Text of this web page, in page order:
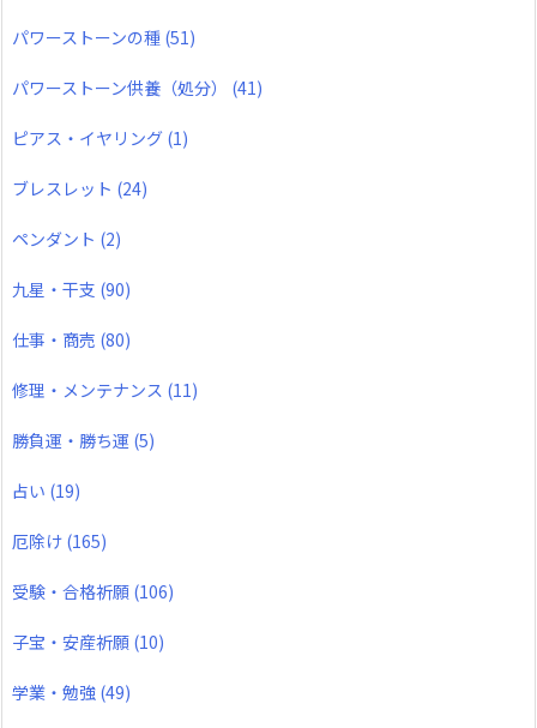
パワーストーンの種 (51)
パワーストーン供養（処分） (41)
ピアス・イヤリング (1)
ブレスレット (24)
ペンダント (2)
九星・干支 (90)
仕事・商売 (80)
修理・メンテナンス (11)
勝負運・勝ち運 (5)
占い (19)
厄除け (165)
受験・合格祈願 (106)
子宝・安産祈願 (10)
学業・勉強 (49)